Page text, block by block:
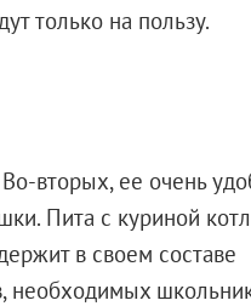
только на пользу.
вторых, ее очень
Пита с куриной
в своем составе
необходимых